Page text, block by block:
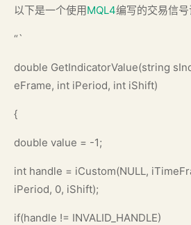
以下是一个使用MQL4编写的交易信号
“`
double GetIndicatorValue(string
eFrame, int iPeriod, int iShift)
{
double value = -1;
int handle = iCustom(NULL,
iPeriod, 0, iShift);
if(handle != INVALID_HANDLE)